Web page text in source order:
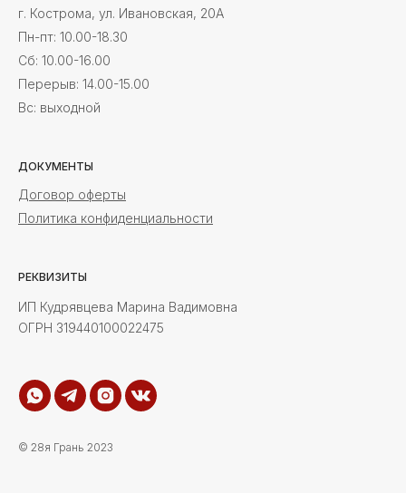
г. Кострома, ул. Ивановская, 20А
Пн-пт: 10.00-18.30
Cб: 10.00-16.00
Перерыв: 14.00-15.00
Вс: выходной
ДОКУМЕНТЫ
Договор оферты
Политика конфиденциальности
© 28я Грань 2023
ИП Кудрявцева Марина Вадимовна
ОГРН 319440100022475
РЕКВИЗИТЫ